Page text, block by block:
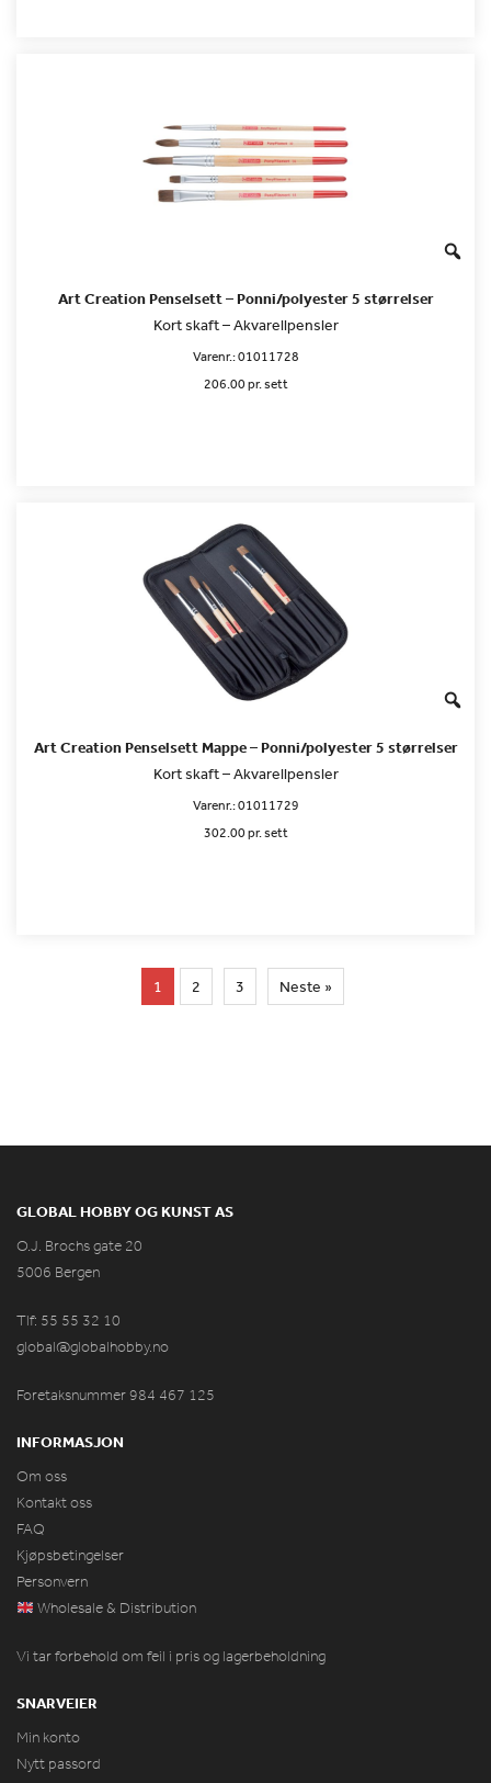
Art Creation Penselsett – Ponni/polyester 5 størrelser
Kort skaft – Akvarellpensler
Varenr.:01011728
206.00 pr. sett
Art Creation Penselsett Mappe – Ponni/polyester 5 størrelser
Kort skaft – Akvarellpensler
Varenr.:01011729
302.00 pr. sett
1 2 3 Neste »
GLOBAL HOBBY OG KUNST AS
O.J. Brochs gate 20
5006 Bergen
Tlf: 55 55 32 10
global@globalhobby.no
Foretaksnummer 984 467 125
INFORMASJON
Om oss
Kontakt oss
FAQ
Kjøpsbetingelser
Personvern
Wholesale & Distribution
Vi tar forbehold om feil i pris og lagerbeholdning
SNARVEIER
Min konto
Nytt passord